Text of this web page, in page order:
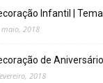
Infantil |
maio, 2018
de
2018